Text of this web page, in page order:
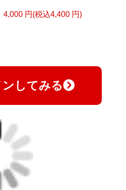
4,000 円(税込4,400 円)
してみる